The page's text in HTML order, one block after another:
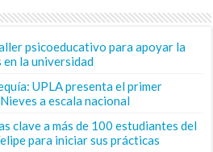
psicoeducativo para apoyar la
la universidad
UPLA presenta el primer
a escala nacional
clave a más de 100 estudiantes del
para iniciar sus prácticas